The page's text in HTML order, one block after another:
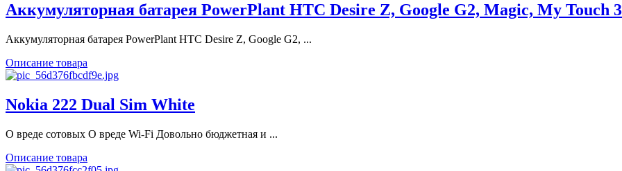
Аккумуляторная батарея PowerPlant HTC Desire Z, Google G2, Magic, My Touch
Аккумуляторная батарея PowerPlant HTC Desire Z, Google G2, ...
Описание товара
Nokia 222 Dual Sim White
О вреде сотовых О вреде Wi-Fi Довольно бюджетная и ...
Описание товара